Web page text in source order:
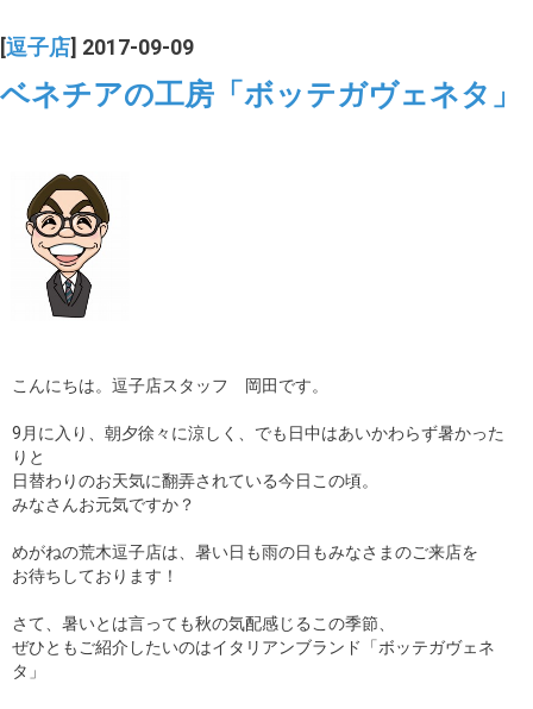
[逗子店] 2017-09-09
ベネチアの工房「ボッテガヴェネタ」
こんにちは。逗子店スタッフ 岡田です。
9月に入り、朝夕徐々に涼しく、でも日中はあいかわらず暑かった
りと
日替わりのお天気に翻弄されている今日この頃。
みなさんお元気ですか？
めがねの荒木逗子店は、暑い日も雨の日もみなさまのご来店を
お待ちしております！
さて、暑いとは言っても秋の気配感じるこの季節、
ぜひともご紹介したいのはイタリアンブランド「ボッテガヴェネ
タ」